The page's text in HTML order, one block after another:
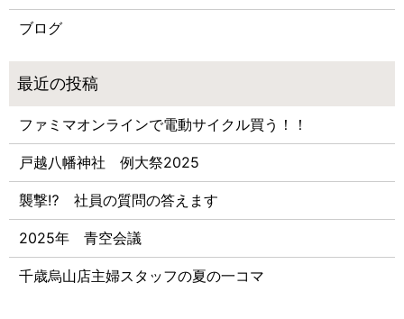
ブログ
ファミマオンラインで電動サイクル買う！！
戸越八幡神社 例大祭2025
襲撃⁉ 社員の質問の答えます
2025年 青空会議
千歳烏山店主婦スタッフの夏の一コマ